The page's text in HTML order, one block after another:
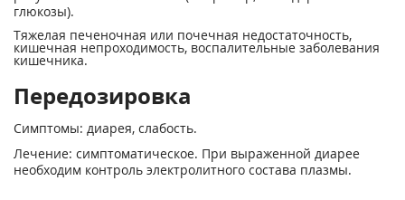
глюкозы).
Тяжелая печеночная или почечная недостаточность,
кишечная непроходимость, воспалительные заболевания
кишечника.
Передозировка
Симптомы: диарея, слабость.
Лечение: симптоматическое. При выраженной диарее
необходим контроль электролитного состава плазмы.